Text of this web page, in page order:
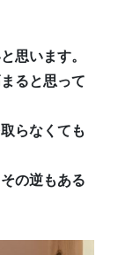
思います。
ると思って
らなくても
の逆もある